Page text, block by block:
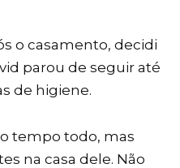
o casamento, decidi
parou de seguir até
de higiene.
tempo todo, mas
na casa dele. Não